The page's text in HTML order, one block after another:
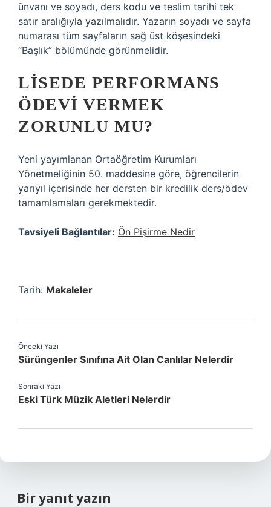
ünvanı ve soyadı, ders kodu ve teslim tarihi tek
satır aralığıyla yazılmalıdır. Yazarın soyadı ve sayfa
numarası tüm sayfaların sağ üst köşesindeki
“Başlık” bölümünde görünmelidir.
LISEDE PERFORMANS
ÖDEVI VERMEK
ZORUNLU MU?
Yeni yayımlanan Ortaöğretim Kurumları
Yönetmeliğinin 50. maddesine göre, öğrencilerin
yarıyıl içerisinde her dersten bir kredilik ders/ödev
tamamlamaları gerekmektedir.
Tavsiyeli Bağlantılar: Ön Pişirme Nedir
Tarih: Makaleler
Önceki Yazı
Sürüngenler Sınıfına Ait Olan Canlılar Nelerdir
Sonraki Yazı
Eski Türk Müzik Aletleri Nelerdir
Bir yanıt yazın